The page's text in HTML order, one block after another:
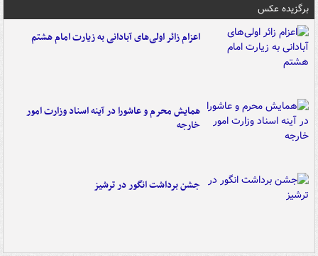
برگزیده عکس
اعزام زائر اولی‌های آبادانی به زیارت امام هشتم
همایش محرم و عاشورا در آینه اسناد وزارت امور
خارجه
جشن برداشت انگور در ترشیز